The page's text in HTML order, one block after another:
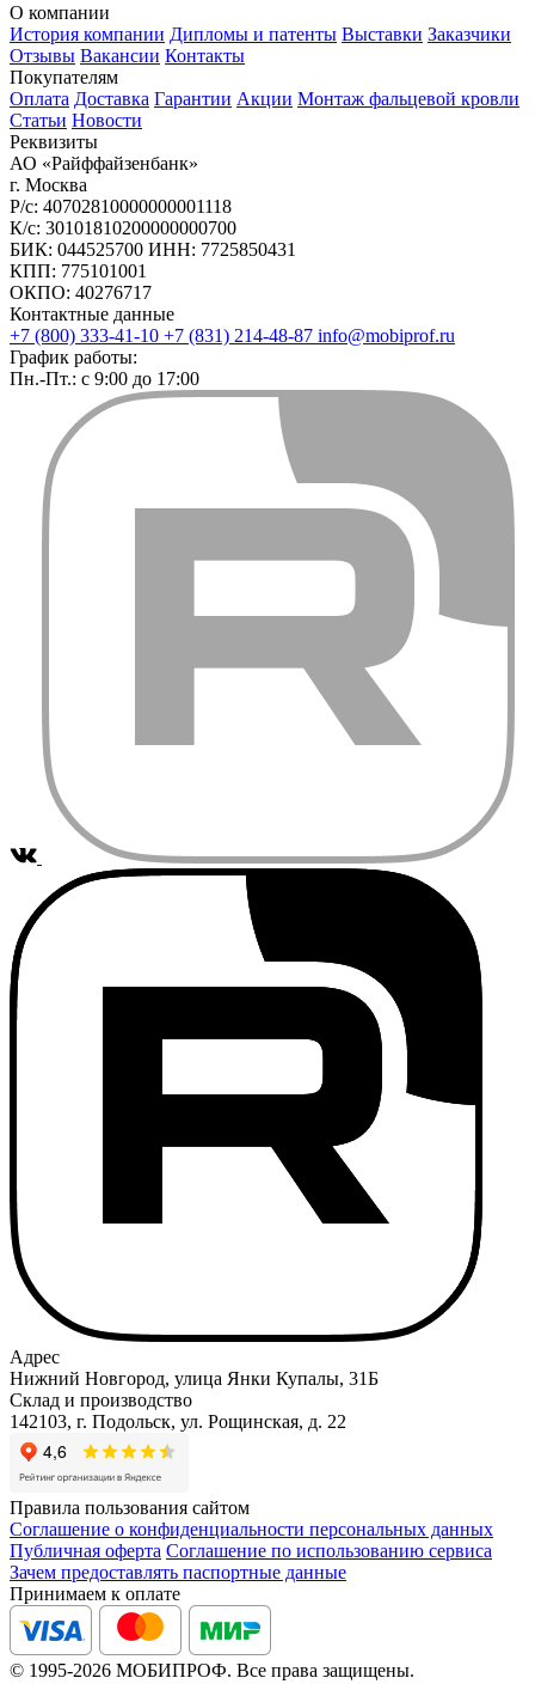
О компании
История компании Дипломы и патенты Выставки Заказчики
Отзывы Вакансии Контакты
Покупателям
Оплата Доставка Гарантии Акции Монтаж фальцевой кровли
Статьи Новости
Реквизиты
АО «Райффайзенбанк»
г. Москва
Р/с: 40702810000000001118
К/с: 30101810200000000700
БИК: 044525700 ИНН: 7725850431
КПП: 775101001
ОКПО: 40276717
Контактные данные
+7 (800) 333-41-10 +7 (831) 214-48-87 info@mobiprof.ru
График работы:
Пн.-Пт.: с 9:00 до 17:00
Адрес
Нижний Новгород, улица Янки Купалы, 31Б
Склад и производство
142103, г. Подольск, ул. Рощинская, д. 22
Правила пользования сайтом
Соглашение о конфиденциальности персональных данных
Публичная оферта Соглашение по использованию сервиса
Зачем предоставлять паспортные данные
Принимаем к оплате
© 1995-2026 МОБИПРОФ. Все права защищены.